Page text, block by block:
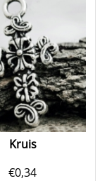
Kruis
€0,34